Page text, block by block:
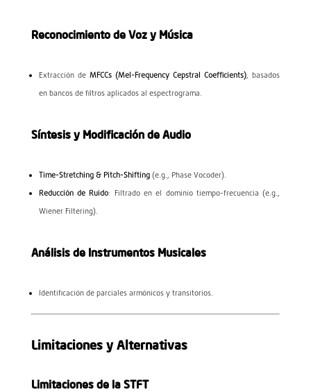
Reconocimiento de Voz y Música
Extracción de MFCCs (Mel-Frequency Cepstral Coefficients), basados
en bancos de filtros aplicados al espectrograma.
Síntesis y Modificación de Audio
Time-Stretching & Pitch-Shifting(e.g., Phase Vocoder).
Reducción de Ruido: Filtrado en el dominio tiempo-frecuencia (e.g.,
Wiener Filtering).
Análisis de Instrumentos Musicales
Identificación de parciales armónicos y transitorios.
Limitaciones y Alternativas
Limitaciones de la STFT